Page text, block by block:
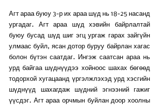
Агт араа буюу 3-р их араа шүд нь 18-25 насанд
ургадаг. Агт араа шүд хэвийн байрлалтай
буюу бусад шүд шиг эгц ургаж гарах зайгүйн
улмаас буйл, ясан дотор буруу байрлан хагас
болон бүтэн саатдаг. Ингэж саатсан араа нь
урд байгаа шүднүүдээ хойноос шахах бөгөөд
тодорхой хугацаанд үргэлжлэхэд урд хэсгийн
шүднүүд шахагдаж шүдний эгнээний гажиг
үүсдэг. Агт араа орчмын буйлан доор хоолны